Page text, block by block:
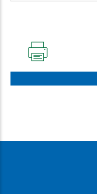
PÁGINA